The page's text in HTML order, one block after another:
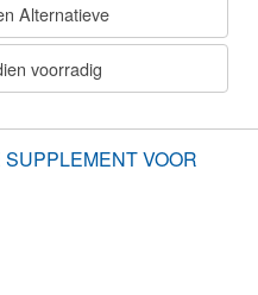
Alternatieve
voorradig
VOOR